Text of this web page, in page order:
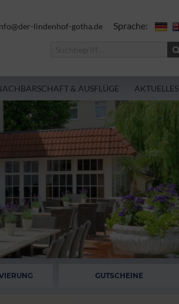
lindenhof-gotha.de Sprache:
& AUSFLÜGE AKTUELLES
GUTSCHEINE